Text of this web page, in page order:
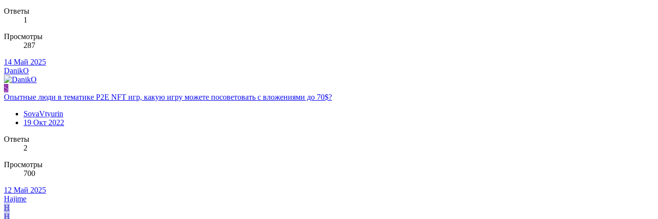
Ответы
1
Просмотры
287
14 Май 2025
DanikO
S
Опытные люди в тематике P2E NFT игр, какую игру можете посоветовать с вложениями до 70$?
SovaVtyurin
19 Окт 2022
Ответы
2
Просмотры
700
12 Май 2025
Hajime
H
H